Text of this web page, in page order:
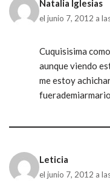
Natalia Iglesias
el junio 7, 2012 a
Cuquisisima
aunque viendo
me estoy
Leticia
el junio 7, 2012 a